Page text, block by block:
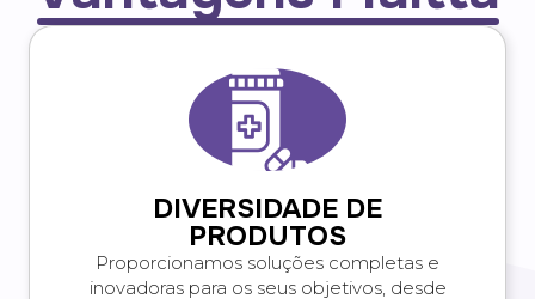
DIVERSIDADE DE
PRODUTOS
Proporcionamos soluções completas e
inovadoras para os seus objetivos, desde